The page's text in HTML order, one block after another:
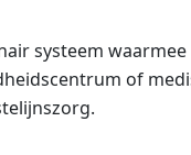
systeem
of